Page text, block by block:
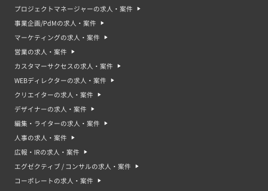
プロジェクトマネージャーの求人・案件
事業企画/PdMの求人・案件
マーケティングの求人・案件
営業の求人・案件
カスタマーサクセスの求人・案件
WEBディレクターの求人・案件
クリエイターの求人・案件
デザイナーの求人・案件
編集・ライターの求人・案件
人事の求人・案件
広報・IRの求人・案件
エグゼクティブ / コンサルの求人・案件
コーポレートの求人・案件